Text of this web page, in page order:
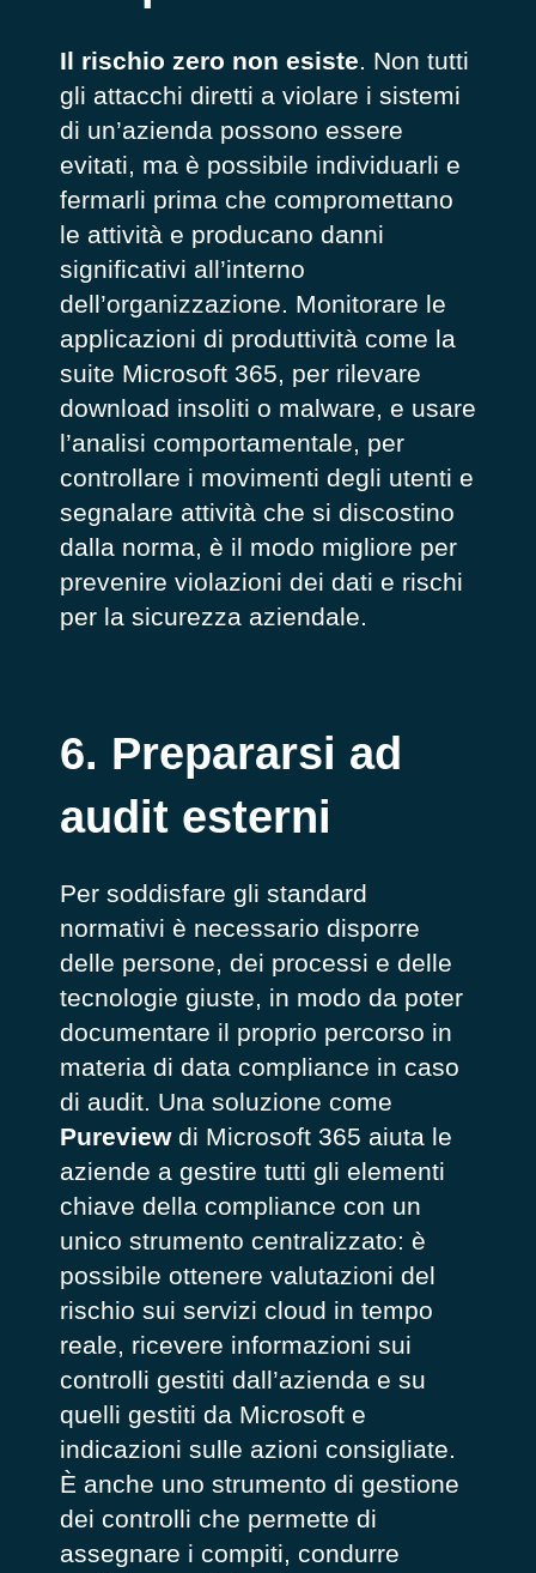
Il rischio zero non esiste. Non tutti
gli attacchi diretti a violare i sistemi
di un’azienda possono essere
evitati, ma è possibile individuarli e
fermarli prima che compromettano
le attività e producano danni
significativi all’interno
dell’organizzazione. Monitorare le
applicazioni di produttività come la
suite Microsoft 365, per rilevare
download insoliti o malware, e usare
l’analisi comportamentale, per
controllare i movimenti degli utenti e
segnalare attività che si discostino
dalla norma, è il modo migliore per
prevenire violazioni dei dati e rischi
per la sicurezza aziendale.
6. Prepararsi ad
audit esterni
Per soddisfare gli standard
normativi è necessario disporre
delle persone, dei processi e delle
tecnologie giuste, in modo da poter
documentare il proprio percorso in
materia di data compliance in caso
di audit. Una soluzione come
Pureviewdi Microsoft 365 aiuta le
aziende a gestire tutti gli elementi
chiave della compliance con un
unico strumento centralizzato: è
possibile ottenere valutazioni del
rischio sui servizi cloud in tempo
reale, ricevere informazioni sui
controlli gestiti dall’azienda e su
quelli gestiti da Microsoft e
indicazioni sulle azioni consigliate.
È anche uno strumento di gestione
dei controlli che permette di
assegnare i compiti, condurre